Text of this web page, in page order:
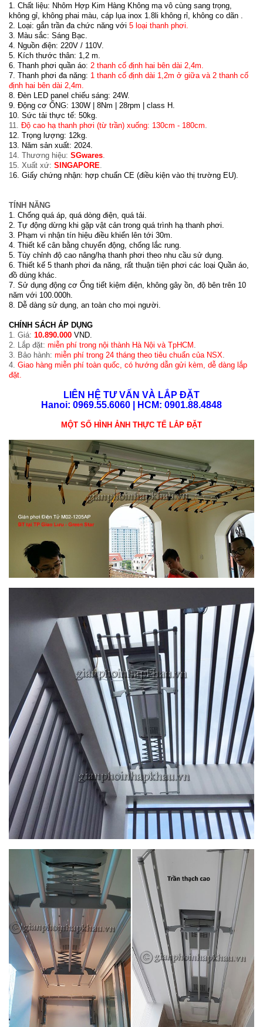
1. Chất liệu: Nhôm Hợp Kim Hàng Không mạ vô cùng sang trọng,
không gỉ, không phai màu, cáp lụa inox 1.8li không rỉ, không co dãn
2. Loại: gắn trần đa chức năng với 5 loại thanh phơi.
3. Màu sắc: Sáng Bạc.
4. Nguồn điện: 220V / 110V.
5. Kích thước thân: 1,2 m.
6. Thanh phơi quần áo: 2 thanh cố định hai bên dài 2,4m.
7. Thanh phơi đa năng: 1 thanh cố định dài 1,2m ở giữa và 2 thanh cố
định hai bên dài 2,4m.
8. Đèn LED panel chiếu sáng: 24W.
9. Động cơ ỐNG: 130W | 8Nm | 28rpm | class H.
10. Sức tải thực tế: 50kg.
11. Độ cao hạ thanh phơi (từ trần) xuống: 130cm - 180cm
12. Trọng lượng: 12kg.
13. Năm sản xuất: 2024.
14. Thương hiệu: SGwares
15. Xuất xứ: SINGAPORE
16. Giấy chứng nhận: hợp chuẩn CE (điều kiện vào thị trường EU).
TÍNH NĂNG
1. Chống quá áp, quá dòng điện, quá tải.
2. Tự động dừng khi gặp vật cản trong quá trình hạ thanh phơi.
3. Phạm vi nhận tín hiệu điều khiển lên tới 30m.
4. Thiết kế cân bằng chuyển động, chống lắc rung.
5. Tùy chỉnh độ cao nâng/hạ thanh phơi theo nhu cầu sử dụng.
6. Thiết kế 5 thanh phơi đa năng, rất thuận tiện phơi các loại Quần áo,
đồ dùng khác.
7. Sử dụng động cơ Ống tiết kiệm điện, không gây ồn, độ bên trên 10
năm với 100.000h.
8. Dễ dàng sử dụng, an toàn cho mọi người.
CHÍNH SÁCH ÁP DỤNG
1. Giá: 10.890.000 VND.
2. Lắp đặt: miễn phí trong nội thành Hà Nội và TpHCM
3. Bảo hành: miễn phí trong 24 tháng theo tiêu chuẩn của NSX
4. Giao hàng miễn phí toàn quốc, có hướng dẫn gửi kèm, dễ dàng lắp
đặt.
LIÊN HỆ TƯ VẤN VÀ LẮP ĐẶT
Hanoi: 0969.55.6060 | HCM: 0901.88.4848
MỘT SỐ HÌNH ẢNH THỰC TẾ LẮP ĐẶT